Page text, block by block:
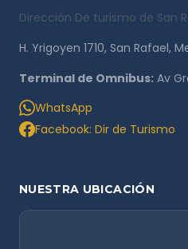
Dirección De turismo de San
H. Yrigoyen 1710, San Rafael,
Terminal de Omnibus: Av
WhatsApp
Facebook: Dir de Turismo
NUESTRA UBICACIÓN